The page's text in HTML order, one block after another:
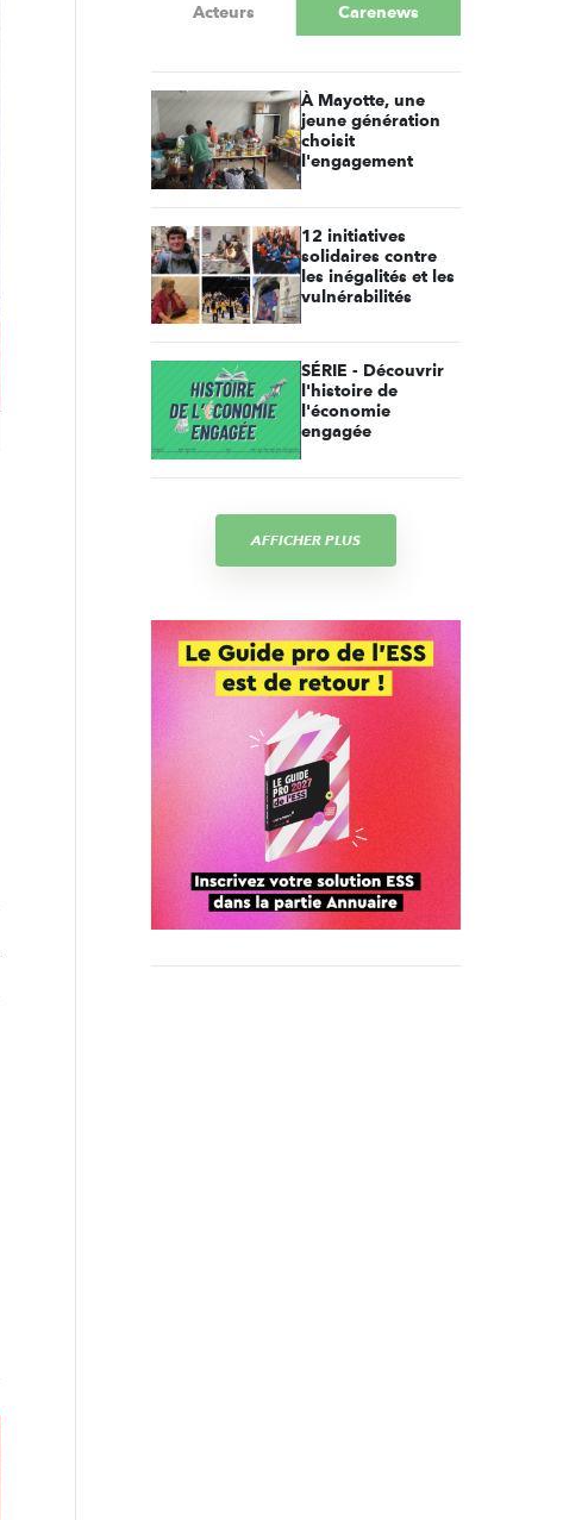
Acteurs Carenews
À Mayotte, une
jeune génération
choisit
l'engagement
12 initiatives
solidaires contre
les inégalités et les
vulnérabilités
SÉRIE - Découvrir
l'histoire de
l'économie
engagée
AFFICHER PLUS